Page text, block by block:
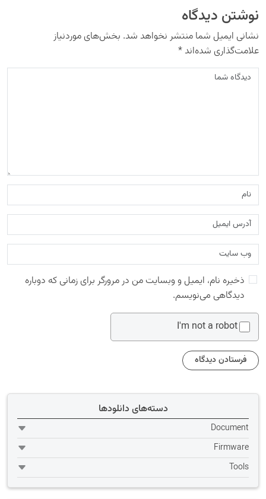
نوشتن دیدگاه
نشانی ایمیل شما منتشر نخواهد شد. بخش‌های موردنیاز
علامت‌گذاری شده‌اند*
ذخیره نام، ایمیل و وبسایت من در مرورگر برای زمانی که دوباره
دیدگاهی می‌نویسم.
I'm not a robot
دسته‌های دانلودها
Document
Firmware
Tools